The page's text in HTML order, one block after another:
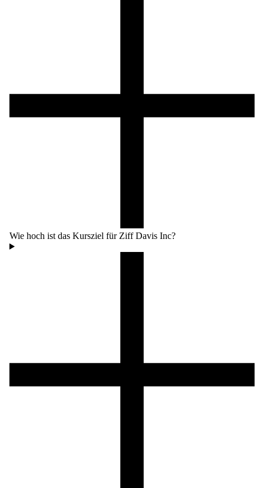
Wie hoch ist das Kursziel für Ziff Davis Inc?